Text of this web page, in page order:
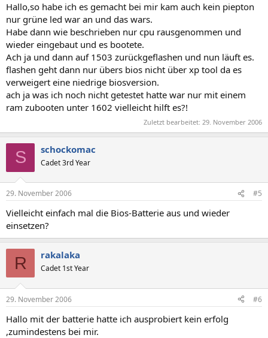
Hallo,so habe ich es gemacht bei mir kam auch kein piepton
nur grüne led war an und das wars.
Habe dann wie beschrieben nur cpu rausgenommen und
wieder eingebaut und es bootete.
Ach ja und dann auf 1503 zurückgeflashen und nun läuft es.
flashen geht dann nur übers bios nicht über xp tool da es
verweigert eine niedrige biosversion.
ach ja was ich noch nicht getestet hatte war nur mit einem
ram zubooten unter 1602 vielleicht hilft es?!
Zuletzt bearbeitet: 29. November 2006
S schockomac
Cadet 3rd Year
29. November 2006 #5
Vielleicht einfach mal die Bios-Batterie aus und wieder
einsetzen?
R rakalaka
Cadet 1st Year
29. November 2006 #6
Hallo mit der batterie hatte ich ausprobiert kein erfolg
,zumindestens bei mir.